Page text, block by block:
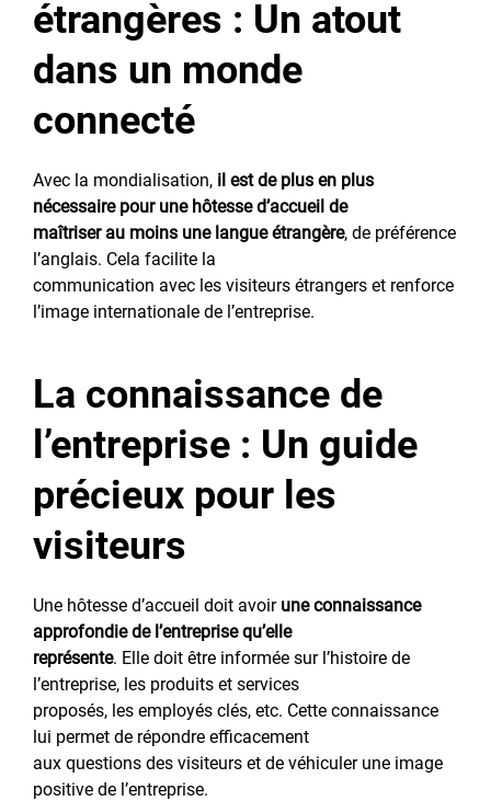
étrangères : Un atout
dans un monde
connecté
Avec la mondialisation, il est de plus en plus
nécessaire pour une hôtesse d’accueil de
maîtriser au moins une langue étrangère, de préférence
l’anglais. Cela facilite la
communication avec les visiteurs étrangers et renforce
l’image internationale de l’entreprise.
La connaissance de
l’entreprise : Un guide
précieux pour les
visiteurs
Une hôtesse d’accueil doit avoir une connaissance
approfondie de l’entreprise qu’elle
représente. Elle doit être informée sur l’histoire de
l’entreprise, les produits et services
proposés, les employés clés, etc. Cette connaissance
lui permet de répondre efficacement
aux questions des visiteurs et de véhiculer une image
positive de l’entreprise.